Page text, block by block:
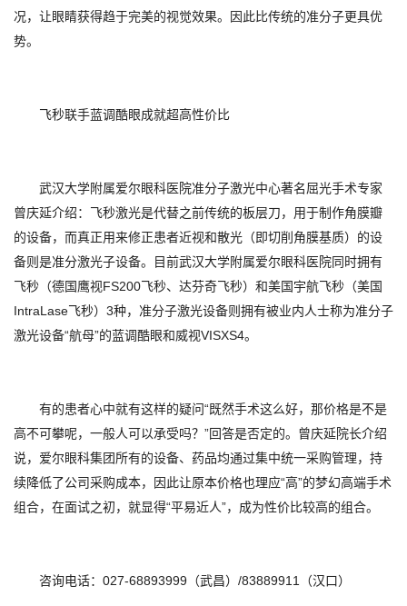
况，让眼睛获得趋于完美的视觉效果。因此比传统的准分子更具优
势。
飞秒联手蓝调酷眼成就超高性价比
武汉大学附属爱尔眼科医院准分子激光中心著名屈光手术专家
曾庆延介绍：飞秒激光是代替之前传统的板层刀，用于制作角膜瓣
的设备，而真正用来修正患者近视和散光（即切削角膜基质）的设
备则是准分激光子设备。目前武汉大学附属爱尔眼科医院同时拥有
飞秒（德国鹰视FS200飞秒、达芬奇飞秒）和美国宇航飞秒（美国
IntraLase飞秒）3种，准分子激光设备则拥有被业内人士称为准分子
激光设备“航母”的蓝调酷眼和威视VISXS4。
有的患者心中就有这样的疑问“既然手术这么好，那价格是不是
高不可攀呢，一般人可以承受吗？”回答是否定的。曾庆延院长介绍
说，爱尔眼科集团所有的设备、药品均通过集中统一采购管理，持
续降低了公司采购成本，因此让原本价格也理应“高”的梦幻高端手术
组合，在面试之初，就显得“平易近人”，成为性价比较高的组合。
咨询电话：027-68893999（武昌）/83889911（汉口）